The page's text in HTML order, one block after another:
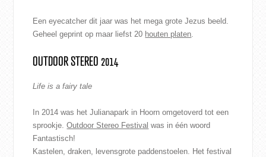
Een eyecatcher dit jaar was het mega grote Jezus beeld.
Geheel geprint op maar liefst 20 houten platen
OUTDOOR STEREO 2014
Life is a fairy tale
In 2014 was het Julianapark in Hoorn omgetoverd tot een
sprookje.Outdoor Stereo Festival was in één woord
Fantastisch!
Kastelen, draken, levensgrote paddenstoelen. Het festival